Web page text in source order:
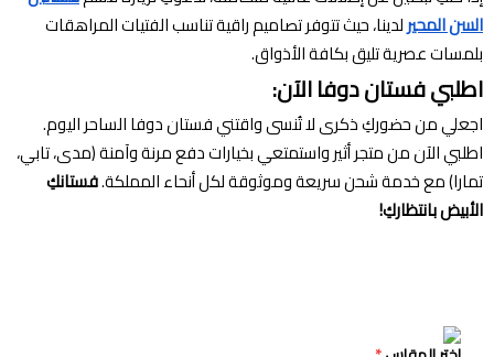
السن المحيرلدينا، حيث تتوفر تصاميم راقية تناسب الفتيات المراهقات
بلمسات عصرية تليق بكافة الأذواق.
اطلبي فستان دوفا الآن:
اجعلي من حضوركِ ذكرى لا تُنسى واقتني فستان دوفا الساحر اليوم.
اطلبي الآن من متجر أثير واستمتعي بخيارات دفع مرنة وآمنة (مدى، تابي،
تمارا) مع خدمة شحن سريعة وموثوقة لكل أنحاء المملكة.فستانكِ
الأبيض بانتظاركِ!